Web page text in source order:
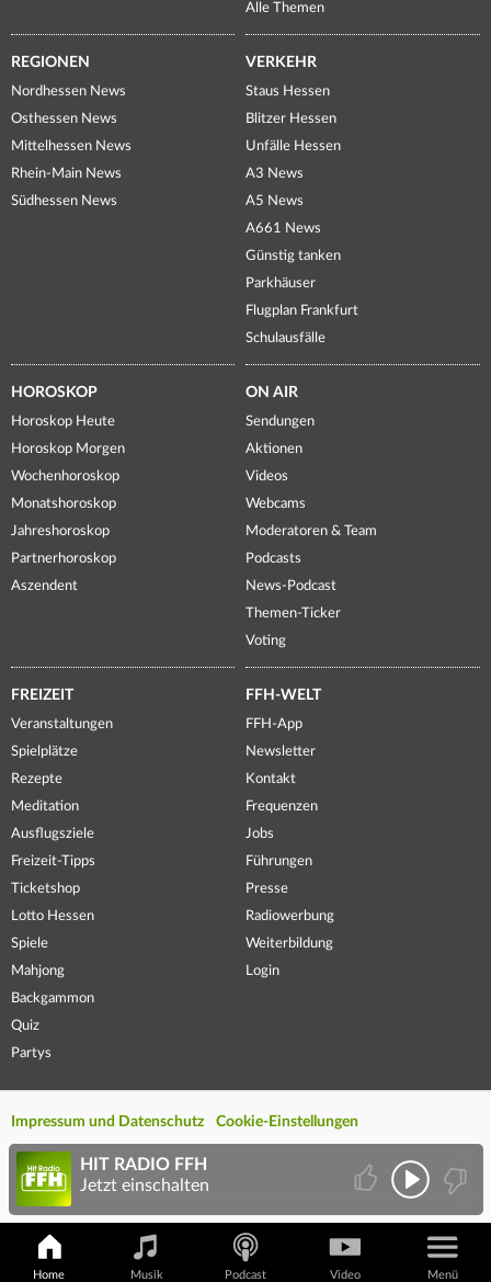
Alle Themen
REGIONEN
Nordhessen News
Osthessen News
Mittelhessen News
Rhein-Main News
Südhessen News
VERKEHR
Staus Hessen
Blitzer Hessen
Unfälle Hessen
A3 News
A5 News
A661 News
Günstig tanken
Parkhäuser
Flugplan Frankfurt
Schulausfälle
HOROSKOP
Horoskop Heute
Horoskop Morgen
Wochenhoroskop
Monatshoroskop
Jahreshoroskop
Partnerhoroskop
Aszendent
ON AIR
Sendungen
Aktionen
Videos
Webcams
Moderatoren & Team
Podcasts
News-Podcast
Themen-Ticker
Voting
FREIZEIT
Veranstaltungen
Spielplätze
Rezepte
Meditation
Ausflugsziele
Freizeit-Tipps
Ticketshop
Lotto Hessen
Spiele
Mahjong
Backgammon
Quiz
Partys
FFH-WELT
FFH-App
Newsletter
Kontakt
Frequenzen
Jobs
Führungen
Presse
Radiowerbung
Weiterbildung
Login
Impressum und Datenschutz Cookie-Einstellungen
Home Musik Podcast Video Menü
HIT RADIO FFH
Jetzt einschalten